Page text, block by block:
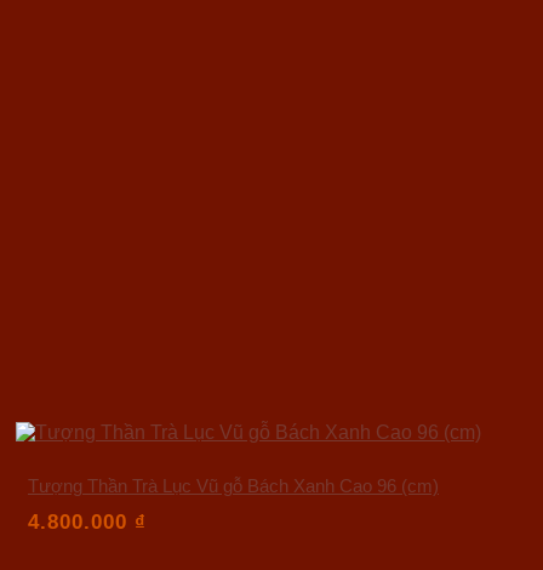
Tượng Thần Trà Lục Vũ gỗ Bách Xanh Cao 96 (cm)
4.800.000 ₫